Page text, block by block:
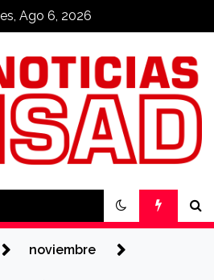
Ago 6, 2026
ISAD
POR NUESTROS
noviembre